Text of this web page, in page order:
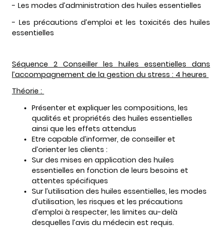
- Les modes d’administration des huiles essentielles
- Les précautions d’emploi et les toxicités des huiles
essentielles
Séquence 2 Conseiller les huiles essentielles dans
l’accompagnement de la gestion du stress : 4 heures
Théorie :
Présenter et expliquer les compositions, les
qualités et propriétés des huiles essentielles
ainsi que les effets attendus
Etre capable d’informer, de conseiller et
d’orienter les clients :
Sur des mises en application des huiles
essentielles en fonction de leurs besoins et
attentes spécifiques
Sur l’utilisation des huiles essentielles, les modes
d’utilisation, les risques et les précautions
d’emploi à respecter, les limites au-delà
desquelles l’avis du médecin est requis.